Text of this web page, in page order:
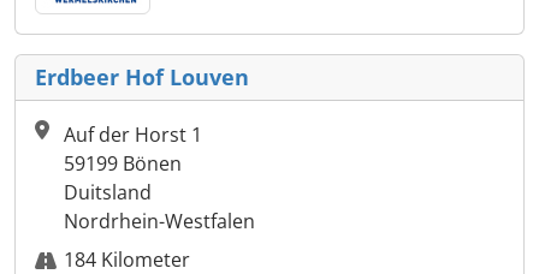
Erdbeer Hof Louven
Auf der Horst 1
59199 Bönen
Duitsland
Nordrhein-Westfalen
184 Kilometer